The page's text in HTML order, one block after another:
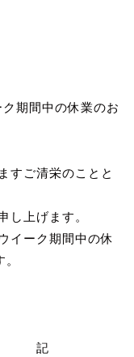
の休業のお
すご清栄のことと
し上げます。
イーク期間中の休